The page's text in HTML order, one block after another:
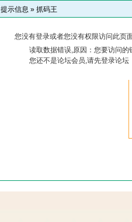
提示信息 » 抓码王
您没有登录或者您没有权限访问此页
读取数据错误,原因：您要访问
您还不是论坛会员,请先登录论坛